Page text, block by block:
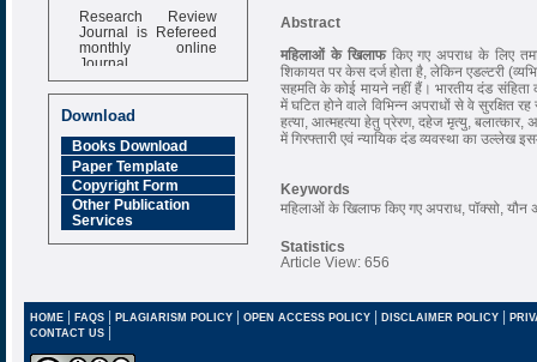
Research Review
Journal is Refereed
monthly online
Journal
6.377 [SJIF]
Download
Books Download
Paper Template
Copyright Form
Other Publication
Services
Abstract
महिलाओं के खिलाफ किए गए अपराध के लिए
शिकायत पर केस दर्ज होता है, लेकिन एडल्टरी
सहमति के कोई मायने नहीं हैं। भारतीय दंड
में घटित होने वाले विभिन्न अपराधों से वे सुरक्षित
हत्या, आत्महत्या हेतु प्रेरण, दहेज मृत्यु,
में गिरफ्तारी एवं न्यायिक दंड व्यवस्था का उल्लेख
Keywords
महिलाओं के खिलाफ किए गए अपराध, पॉक्सो, यौन
Statistics
Article View: 656
HOME| FAQS| PLAGIARISM POLICY| OPEN ACCESS POLICY| DISCLAIMER POLICY |
CONTACT US |